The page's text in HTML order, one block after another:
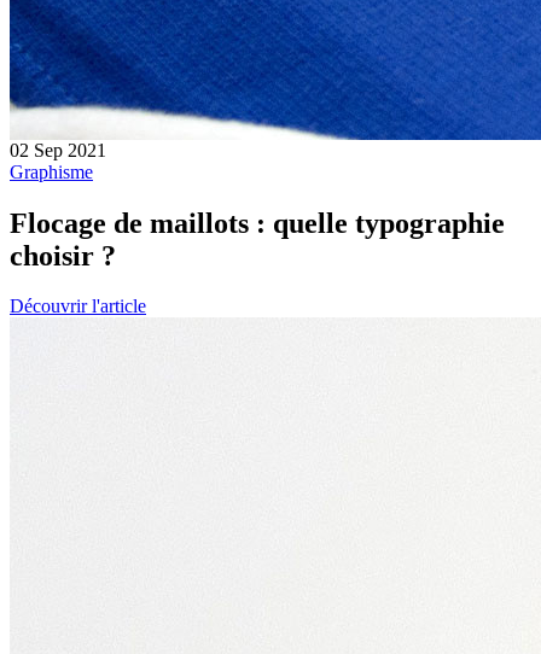
02 Sep 2021
Graphisme
Flocage de maillots : quelle typographie
choisir ?
Découvrir l'article